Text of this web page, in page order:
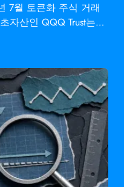
7월 토큰화 주식 거래
자산인 QQQ Trust는